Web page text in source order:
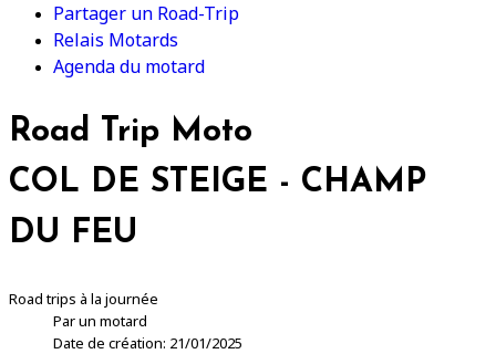
Partager un Road-Trip
Relais Motards
Agenda du motard
Road Trip Moto
COL DE STEIGE - CHAMP
DU FEU
Road trips à la journée
Par un motard
Date de création: 21/01/2025